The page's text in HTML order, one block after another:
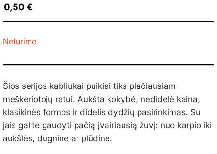
0,50 €
Neturime
Šios serijos kabliukai puikiai tiks plačiausiam
meškeriotojų ratui. Aukšta kokybė, nedidelė kaina,
klasikinės formos ir didelis dydžių pasirinkimas. Su
jais galite gaudyti pačią įvairiausią žuvį: nuo karpio iki
aukšlės, dugnine ar plūdine.